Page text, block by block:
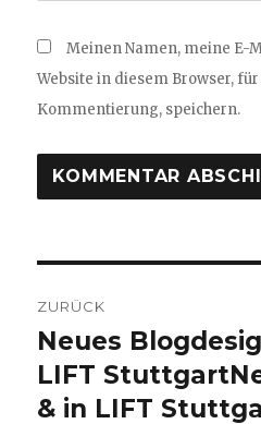
Meinen Namen, meine E-
Website in diesem Browser,
Kommentierung, speichern.
Navigation
ZURÜCK
Vorheriger
Beitrag:
Neues
LIFT Stuttgart
& in LIFT